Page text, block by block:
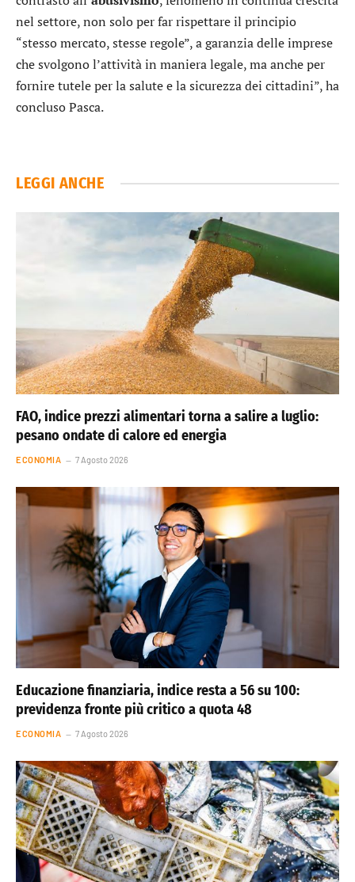
nel settore, non solo per far rispettare il principio
“stesso mercato, stesse regole”, a garanzia delle imprese
che svolgono l’attività in maniera legale, ma anche per
fornire tutele per la salute e la sicurezza dei cittadini”, ha
concluso Pasca.
LEGGI ANCHE
FAO, indice prezzi alimentari torna a salire a luglio:
pesano ondate di calore ed energia
ECONOMIA 7 Agosto 2026
Educazione finanziaria, indice resta a 56 su 100:
previdenza fronte più critico a quota 48
ECONOMIA 7 Agosto 2026